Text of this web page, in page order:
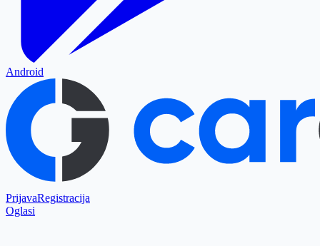
Android
PrijavaRegistracija
Oglasi